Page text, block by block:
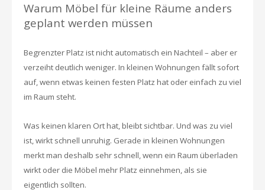
Warum Möbel für kleine Räume anders
geplant werden müssen
Begrenzter Platz ist nicht automatisch ein Nachteil – aber er
verzeiht deutlich weniger. In kleinen Wohnungen fällt sofort
auf, wenn etwas keinen festen Platz hat oder einfach zu viel
im Raum steht.
Was keinen klaren Ort hat, bleibt sichtbar. Und was zu viel
ist, wirkt schnell unruhig. Gerade in kleinen Wohnungen
merkt man deshalb sehr schnell, wenn ein Raum überladen
wirkt oder die Möbel mehr Platz einnehmen, als sie
eigentlich sollten.